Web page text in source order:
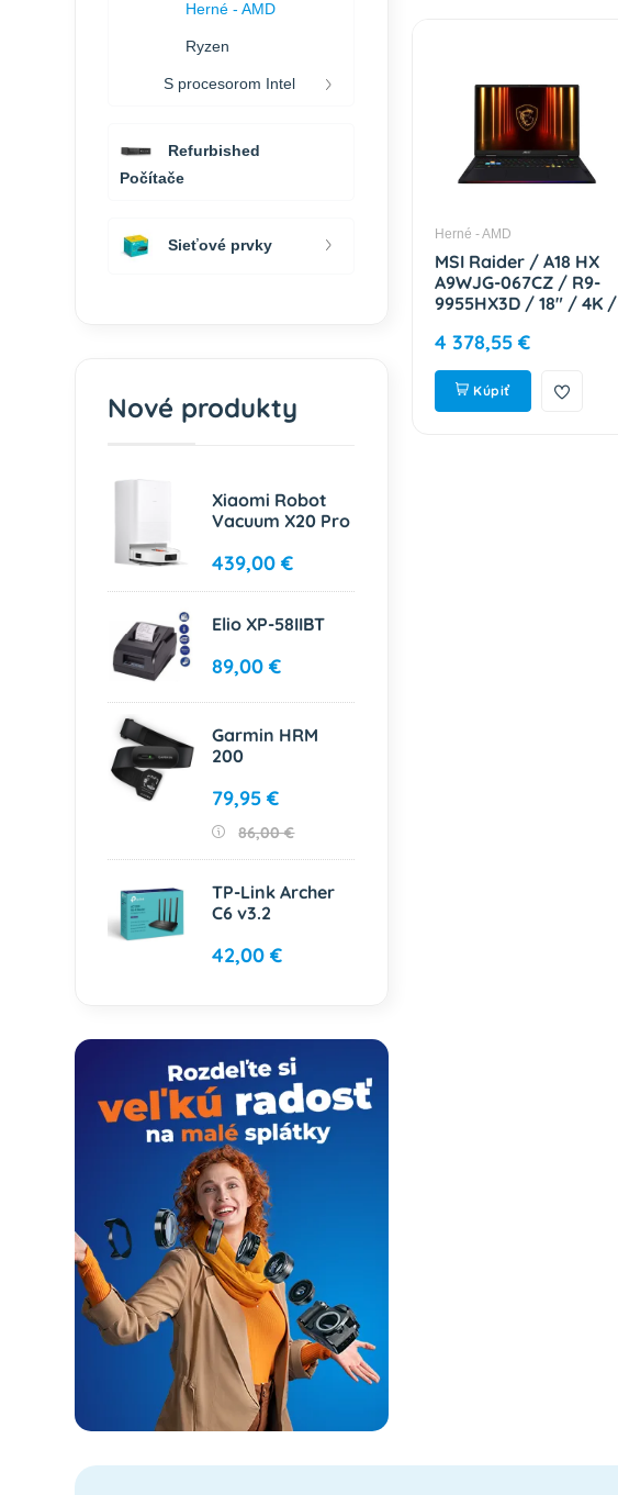
Herné - AMD
MSI Raider / A18 HX
A9WJG-067CZ / R9-
9955HX3D / 18" / 4K /
RTX 5090 / W11H /
Black / 2R 9S7-
182L72-067
4 378,55 €
Kúpiť
Herné - AMD
Ryzen
S procesorom Intel
Refurbished
Počítače
Sieťové prvky
Nové produkty
Xiaomi Robot
Vacuum X20 Pro
439,00 €
Elio XP-58IIBT
89,00 €
Garmin HRM
200
79,95 €
86,00 €
TP-Link Archer
C6 v3.2
42,00 €